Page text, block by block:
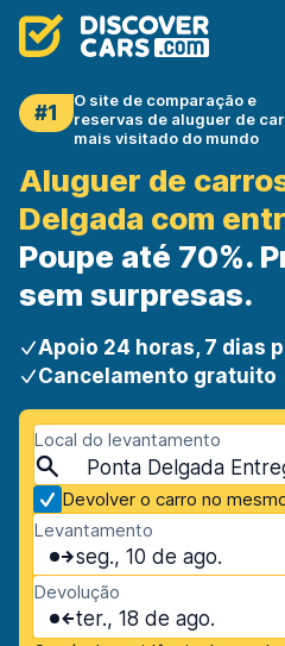
#1
O site de comparação e
reservas de aluguer de
mais visitado do mundo
Aluguer de
Delgada com
Poupe até 70%.
sem surpresas.
Apoio 24 horas, 7 dias
Cancelamento gratuito
Local do levantamento
Devolver o carro no
Levantamento
seg., 10 de ago.
Devolução
ter., 18 de ago.